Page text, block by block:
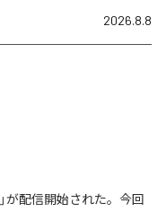
2026.8.8
が配信開始された。今回